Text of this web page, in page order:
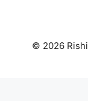
© 2026